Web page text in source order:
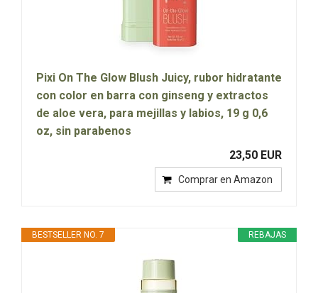
Pixi On The Glow Blush Juicy, rubor hidratante
con color en barra con ginseng y extractos
de aloe vera, para mejillas y labios, 19 g 0,6
oz, sin parabenos
23,50 EUR
Comprar en Amazon
REBAJAS
BESTSELLER NO. 7